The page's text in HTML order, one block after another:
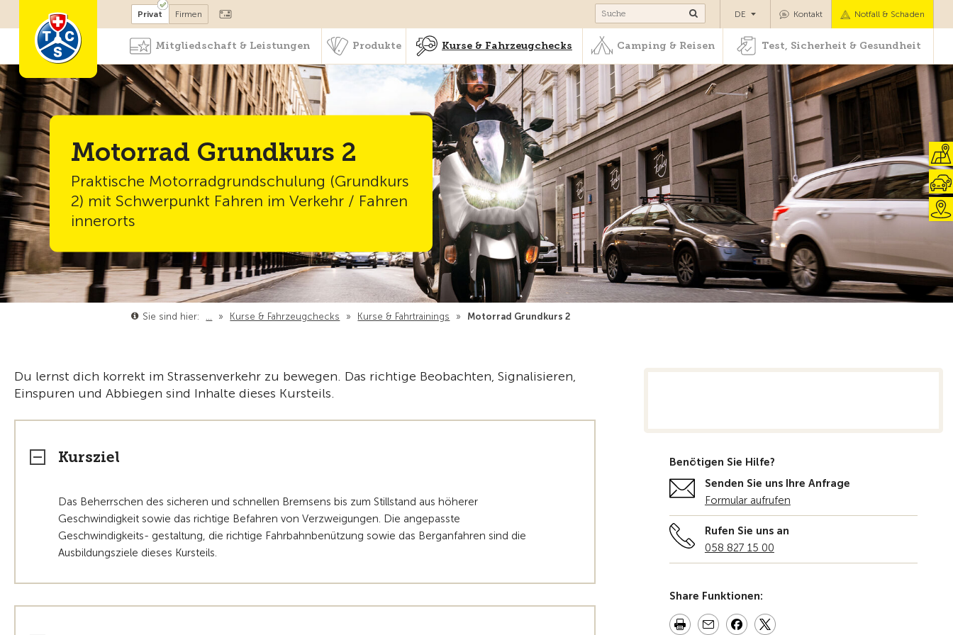
Mitglied werden Kurse & Fahrzeugchecks Camping & Reisen Test, Sicherheit & Gesundheit
Privat Firmen Kontakt Notfall & Schaden
DE
Mitgliedschaft & Leistungen Produkte Kurse & Fahrzeugchecks Camping & Reisen Test, Sicherheit & Gesundheit
Motorrad Grundkurs 2
Praktische Motorradgrundschulung (Grundkurs
2) mit Schwerpunkt Fahren im Verkehr / Fahren
innerorts
Sie sind hier: … » Kurse & Fahrzeugchecks » Kurse & Fahrtrainings » Motorrad Grundkurs 2
Du lernst dich korrekt im Strassenverkehr zu bewegen. Das richtige Beobachten, Signalisieren,
Einspuren und Abbiegen sind Inhalte dieses Kursteils.
Kursziel
Das Beherrschen des sicheren und schnellen Bremsens bis zum Stillstand aus höherer
Geschwindigkeit sowie das richtige Befahren von Verzweigungen. Die angepasste
Geschwindigkeits- gestaltung, die richtige Fahrbahnbenützung sowie das Berganfahren sind die
Ausbildungsziele dieses Kursteils.
Benötigen Sie Hilfe?
Senden Sie uns Ihre Anfrage
Formular aufrufen
Rufen Sie uns an
058 827 15 00
Share Funktionen: